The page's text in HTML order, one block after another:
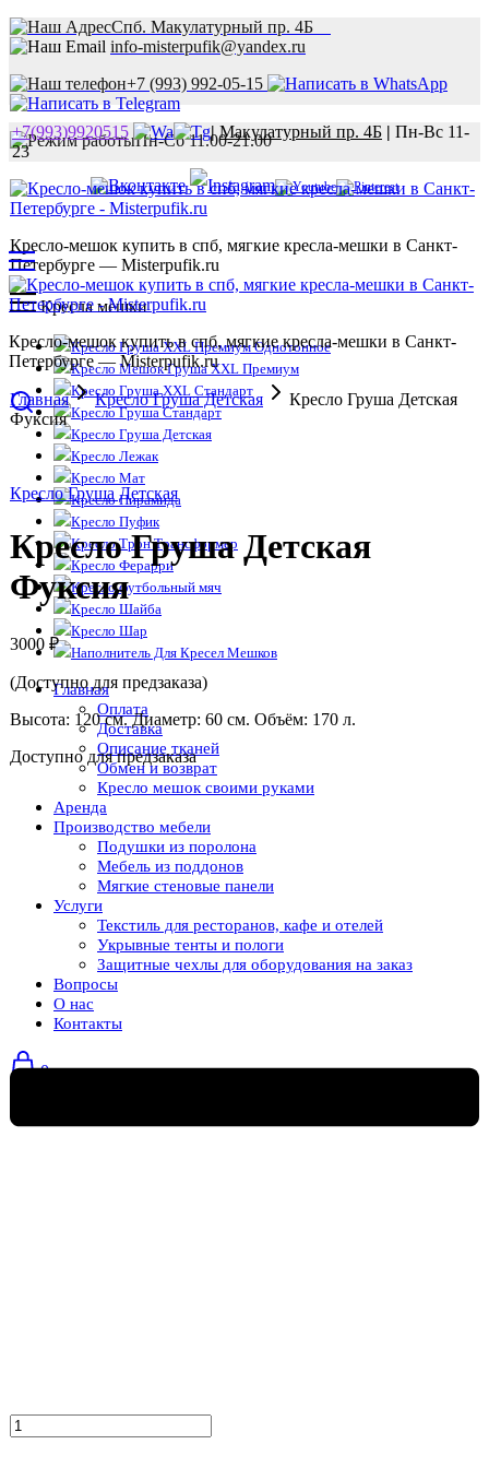
Спб. Макулатурный пр. 4Б
info-misterpufik@yandex.ru
+7 (993) 992-05-15
Пн-Сб 11.00-21.00
+7(993)9920515 | Макулатурный пр. 4Б | Пн-Вс 11-
23
Кресло-мешок купить в спб, мягкие кресла-мешки в Санкт-
Петербурге — Misterpufik.ru
Кресла мешки
Кресло Груша XXL Премиум Однотонное
Кресло Мешок Груша XXL Премиум
Кресло Груша XXL Стандарт
Кресло Груша Стандарт
Кресло Груша Детская
Кресло Лежак
Кресло Мат
Кресло Пирамида
Кресло Пуфик
Кресло Трон Трансформер
Кресло Ферарри
Кресло футбольный мяч
Кресло Шайба
Кресло Шар
Наполнитель Для Кресел Мешков
Главная
Оплата
Доставка
Описание тканей
Обмен и возврат
Кресло мешок своими руками
Аренда
Производство мебели
Подушки из поролона
Мебель из поддонов
Мягкие стеновые панели
Услуги
Текстиль для ресторанов, кафе и отелей
Укрывные тенты и пологи
Защитные чехлы для оборудования на заказ
Вопросы
О нас
Контакты
0
Кресло-мешок купить в спб, мягкие кресла-мешки в Санкт-
Петербурге — Misterpufik.ru
Главная Кресло Груша Детская
Кресло Груша Детская
Фуксия
Кресло Груша Детская
Кресло Груша Детская
Фуксия
3000 ₽
(Доступно для предзаказа)
Высота: 120 см. Диаметр: 60 см. Объём: 170 л.
Доступно для предзаказа
Количество
товара